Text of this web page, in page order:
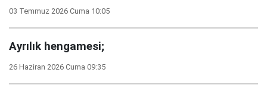
03 Temmuz 2026 Cuma 10:05
Ayrılık hengamesi;
26 Haziran 2026 Cuma 09:35